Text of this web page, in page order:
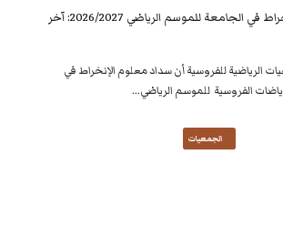
سداد معلوم الإنخراط في الجامعة للموسم الرياضي 2026/2027: آخر
الرياضية للفروسية أن سداد معلوم الإنخراط في
الفروسية للموسم الرياضي...
الجمعيات